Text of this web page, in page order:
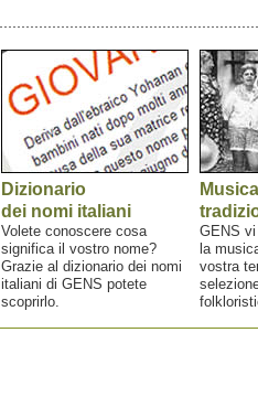
Dizionario
dei nomi italiani
Volete conoscere cosa
significa il vostro nome?
Grazie al dizionario dei nomi
italiani di GENS potete
scoprirlo.
Musica
GENS
la
vostra